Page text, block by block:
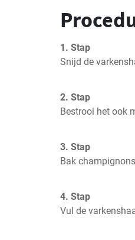
1. Stap
Snijd de
2. Stap
Bestrooi het ook
3. Stap
Bak
4. Stap
Vul de